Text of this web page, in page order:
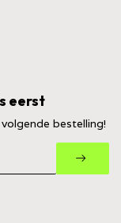
eerst
bestelling!